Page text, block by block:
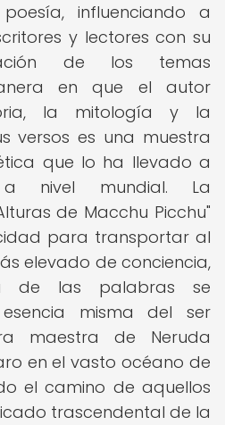
influenciando a
y lectores con su
de los temas
en que el autor
la mitología y la
versos es una muestra
que lo ha llevado a
nivel mundial. La
de Macchu Picchu"
para transportar al
elevado de conciencia,
de las palabras se
misma del ser
maestra de Neruda
en el vasto océano de
el camino de aquellos
trascendental de la